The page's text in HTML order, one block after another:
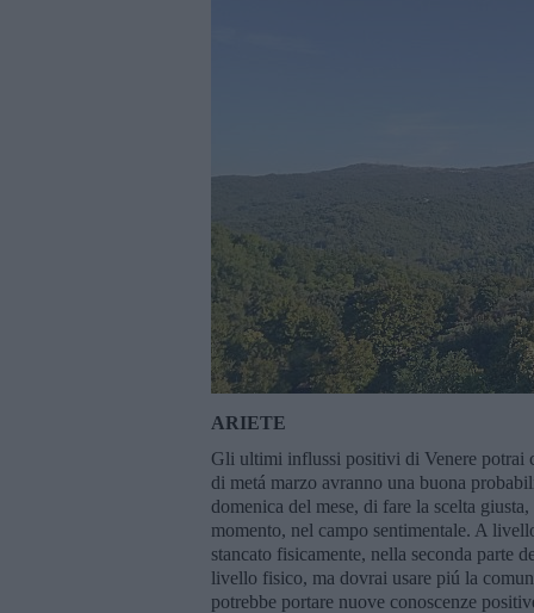
ARIETE
Gli ultimi influssi positivi di Venere potrai
di metá marzo avranno una buona
domenica del mese, di fare la scelta
momento, nel campo sentimentale. A
stancato fisicamente, nella seconda parte
livello fisico, ma dovrai usare piú la
potrebbe portare nuove conoscenze